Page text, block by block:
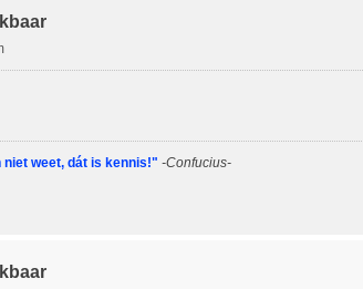
niet weet, dát is kennis!" -Confucius-